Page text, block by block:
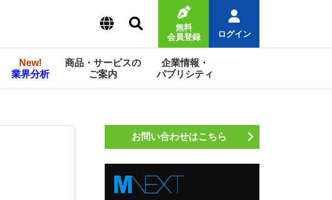
無料
会員登録
ログイン
New!
業界分析
商品・サービスの
ご案内
企業情報・
パブリシティ
お問い合わせはこちら